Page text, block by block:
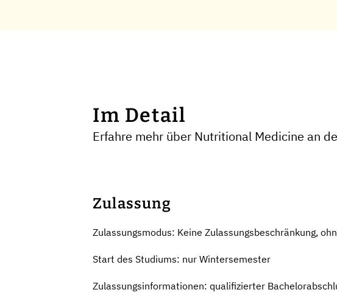
Im Detail
Erfahre mehr über Nutritional Medicine an
Zulassung
Zulassungsmodus: Keine Zulassungsbeschränkung,
Start des Studiums: nur Wintersemester
Zulassungsinformationen: qualifizierter